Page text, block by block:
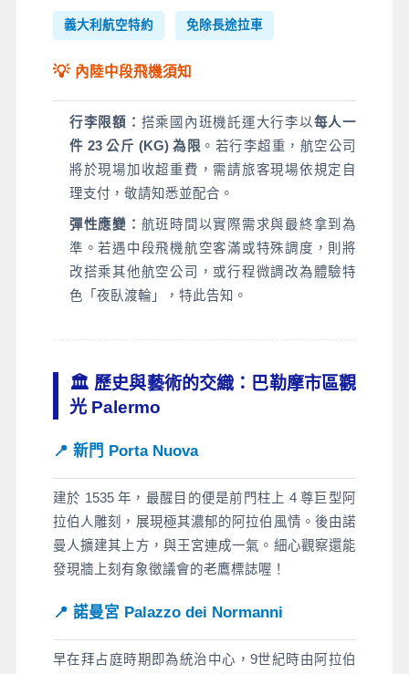
義大利航空特約 免除長途拉車
💡 內陸中段飛機須知
行李限額： 搭乘國內班機託運大行李以每人一
件 23 公斤 (KG) 為限 。若行李超重，航空公司
將於現場加收超重費，需請旅客現場依規定自
理支付，敬請知悉並配合。
彈性應變： 航班時間以實際需求與最終拿到為
準。若遇中段飛機航空客滿或特殊調度，則將
改搭乘其他航空公司，或行程微調改為體驗特
色「夜臥渡輪」，特此告知。
🏛️ 歷史與藝術的交織：巴勒摩市區觀
光 Palermo
📍 新門 Porta Nuova
建於 1535 年，最醒目的便是前門柱上 4 尊巨型阿
拉伯人雕刻，展現極其濃郁的阿拉伯風情。後由諾
曼人擴建其上方，與王宮連成一氣。細心觀察還能
發現牆上刻有象徵議會的老鷹標誌喔！
📍 諾曼宮 Palazzo dei Normanni
早在拜占庭時期即為統治中心，9世紀時由阿拉伯